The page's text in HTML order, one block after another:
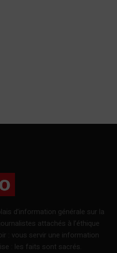
d’information générale sur la
attachés à l’éthique
: vous servir une information
: les faits sont sacrés.